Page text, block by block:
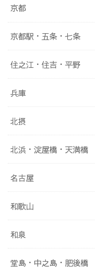
京都
京都駅・五条・七条
住之江・住吉・平野
兵庫
北摂
北浜・淀屋橋・天満橋
名古屋
和歌山
和泉
堂島・中之島・肥後橋